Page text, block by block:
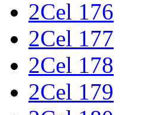
2Cel 176
2Cel 177
2Cel 178
2Cel 179